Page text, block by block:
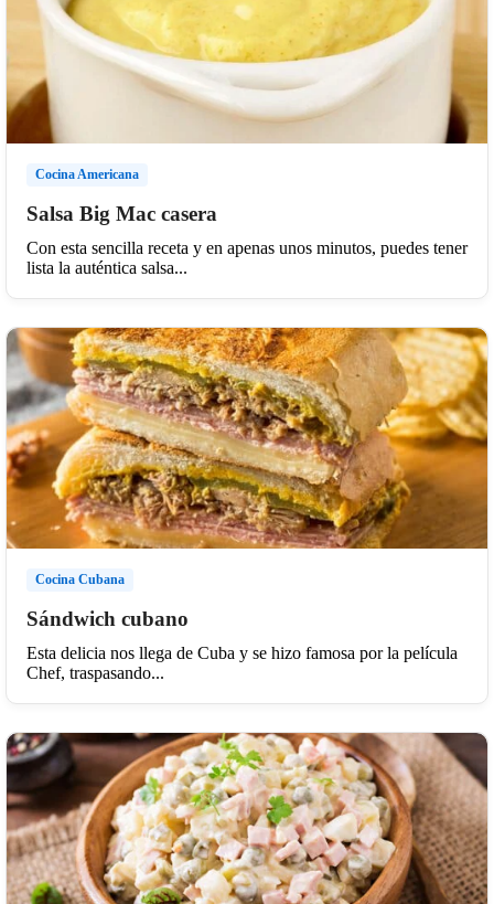
Cocina Americana
Salsa Big Mac casera
Con esta sencilla receta y en apenas unos minutos, puedes tener
lista la auténtica salsa...
Cocina Cubana
Sándwich cubano
Esta delicia nos llega de Cuba y se hizo famosa por la película
Chef, traspasando...